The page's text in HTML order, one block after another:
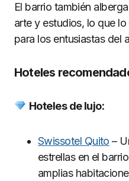
El barrio también
arte y estudios, lo que
para los entusiastas del
Hoteles
Hoteles de lujo:
Swissotel Quito –
estrellas en el
amplias